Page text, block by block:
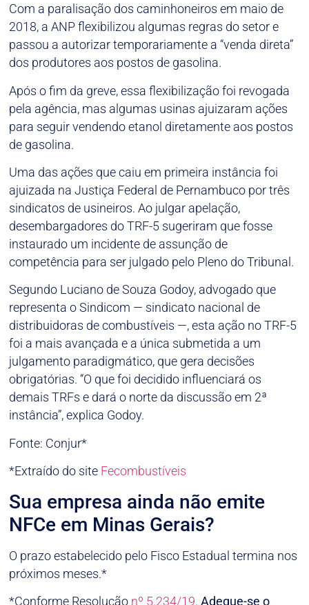
Com a paralisação dos caminhoneiros em maio de
2018, a ANP flexibilizou algumas regras do setor e
passou a autorizar temporariamente a “venda direta”
dos produtores aos postos de gasolina.
Após o fim da greve, essa flexibilização foi revogada
pela agência, mas algumas usinas ajuizaram ações
para seguir vendendo etanol diretamente aos postos
de gasolina.
Uma das ações que caiu em primeira instância foi
ajuizada na Justiça Federal de Pernambuco por três
sindicatos de usineiros. Ao julgar apelação,
desembargadores do TRF-5 sugeriram que fosse
instaurado um incidente de assunção de
competência para ser julgado pelo Pleno do Tribunal.
Segundo Luciano de Souza Godoy, advogado que
representa o Sindicom — sindicato nacional de
distribuidoras de combustíveis —, esta ação no TRF-5
foi a mais avançada e a única submetida a um
julgamento paradigmático, que gera decisões
obrigatórias. “O que foi decidido influenciará os
demais TRFs e dará o norte da discussão em 2ª
instância”, explica Godoy.
Fonte: Conjur*
*Extraído do site Fecombustíveis
Sua empresa ainda não emite
NFCe em Minas Gerais?
O prazo estabelecido pelo Fisco Estadual termina nos
próximos meses.*
*Conforme Resolução nº 5.234/19.Adeque-se o